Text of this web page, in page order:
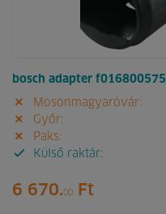
bosch adapter f016800575
Mosonmagyaróvár:
Győr:
Paks:
Külső raktár:
6 670.00 Ft